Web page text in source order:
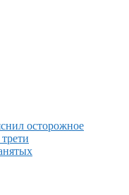
осторожное